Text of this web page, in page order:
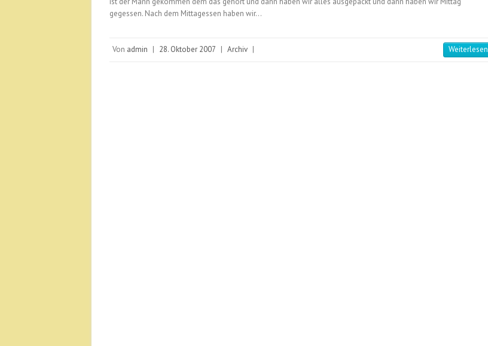
gegessen. Nach dem Mittagessen haben wir…
Von admin | 28. Oktober 2007 | Archiv | Weiterlesen